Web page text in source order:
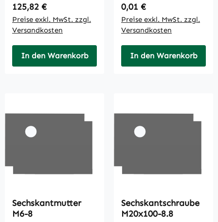
Regulärer Preis:
125,82 €
Preise exkl. MwSt. zzgl.
Versandkosten
In den Warenkorb
Regulärer Preis:
0,01 €
Preise exkl. MwSt. zzgl.
Versandkosten
In den Warenkorb
Sechskantmutter
M6-8
Sechskantschraube
M20x100-8.8